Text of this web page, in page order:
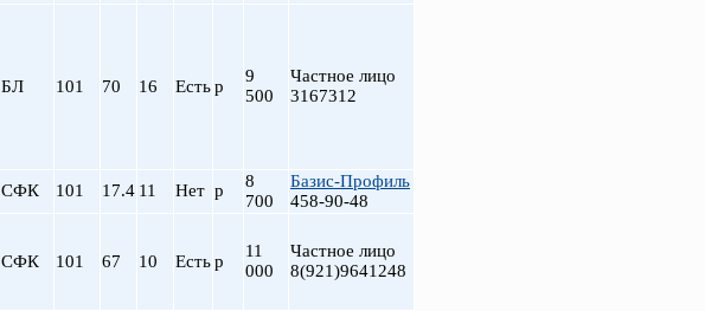
Старая Деревня
Фрунзенская
Чернышевская
БЛ 101 70 16 Естьр
9
500
Частное лицо
3167312
СФК 101 17.4 11 Нет р
8
700
Базис-Профиль
458-90-48
СФК 101 67 10 Естьр
11
000
Частное лицо
8(921)9641248